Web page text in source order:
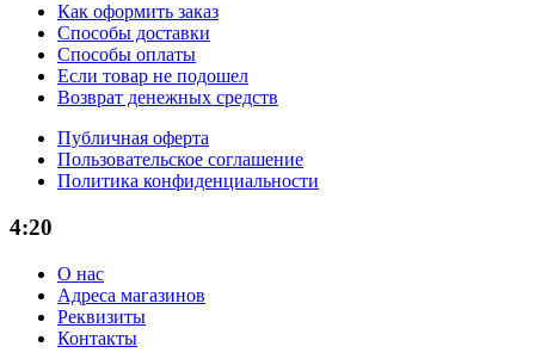
Как оформить заказ
Способы доставки
Способы оплаты
Если товар не подошел
Возврат денежных средств
Публичная оферта
Пользовательское соглашение
Политика конфиденциальности
4:20
О нас
Адреса магазинов
Реквизиты
Контакты